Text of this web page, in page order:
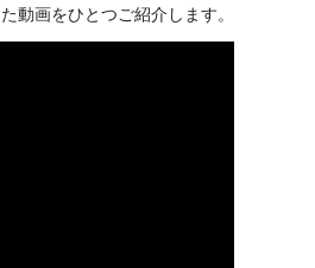
動画をひとつご紹介します。